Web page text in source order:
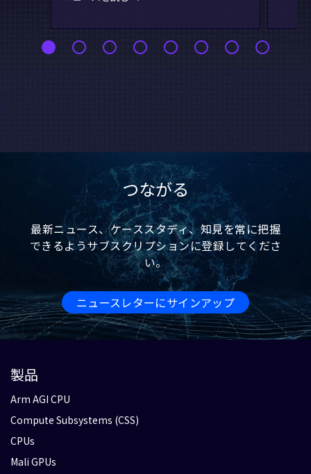
つながる
最新ニュース、ケーススタディ、知見を常に把握
できるようサブスクリプションに登録してくださ
い。
ニュースレターにサインアップ
製品
Arm AGI CPU
Compute Subsystems (CSS)
CPUs
Mali GPUs